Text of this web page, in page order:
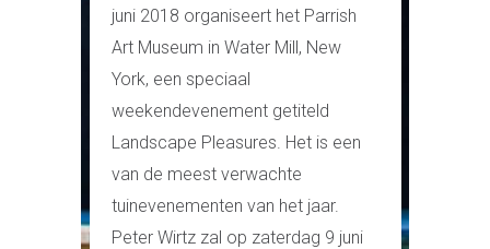
juni 2018 organiseert het Parrish
Art Museum in Water Mill, New
York, een speciaal
weekendevenement getiteld
Landscape Pleasures. Het is een
van de meest verwachte
tuinevenementen van het jaar.
Peter Wirtz zal op zaterdag 9 juni